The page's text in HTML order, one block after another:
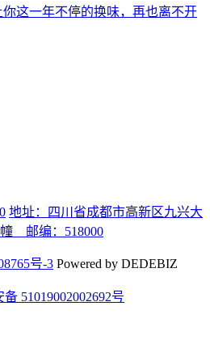
这一年不停的换味，再也离不开
地址：四川省成都市高新区九兴大
邮编：518000
号-3 Powered by DEDEBIZ
51019002002692号